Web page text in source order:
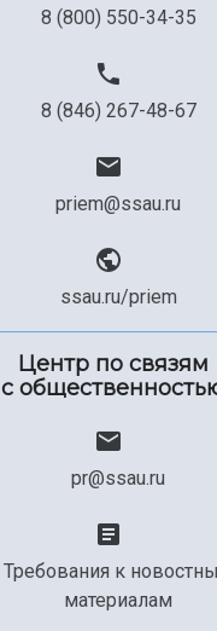
8 (800) 550-34-35
8 (846) 267-48-67
priem@ssau.ru
ssau.ru/priem
Центр по связям
с
pr@ssau.ru
Требования к
материалам